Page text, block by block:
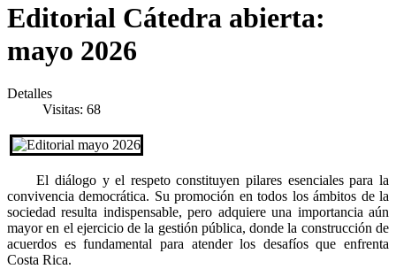
Editorial Cátedra abierta:
mayo 2026
Detalles
Visitas: 68
El diálogo y el respeto constituyen pilares esenciales para la
convivencia democrática. Su promoción en todos los ámbitos de la
sociedad resulta indispensable, pero adquiere una importancia aún
mayor en el ejercicio de la gestión pública, donde la construcción de
acuerdos es fundamental para atender los desafíos que enfrenta
Costa Rica.